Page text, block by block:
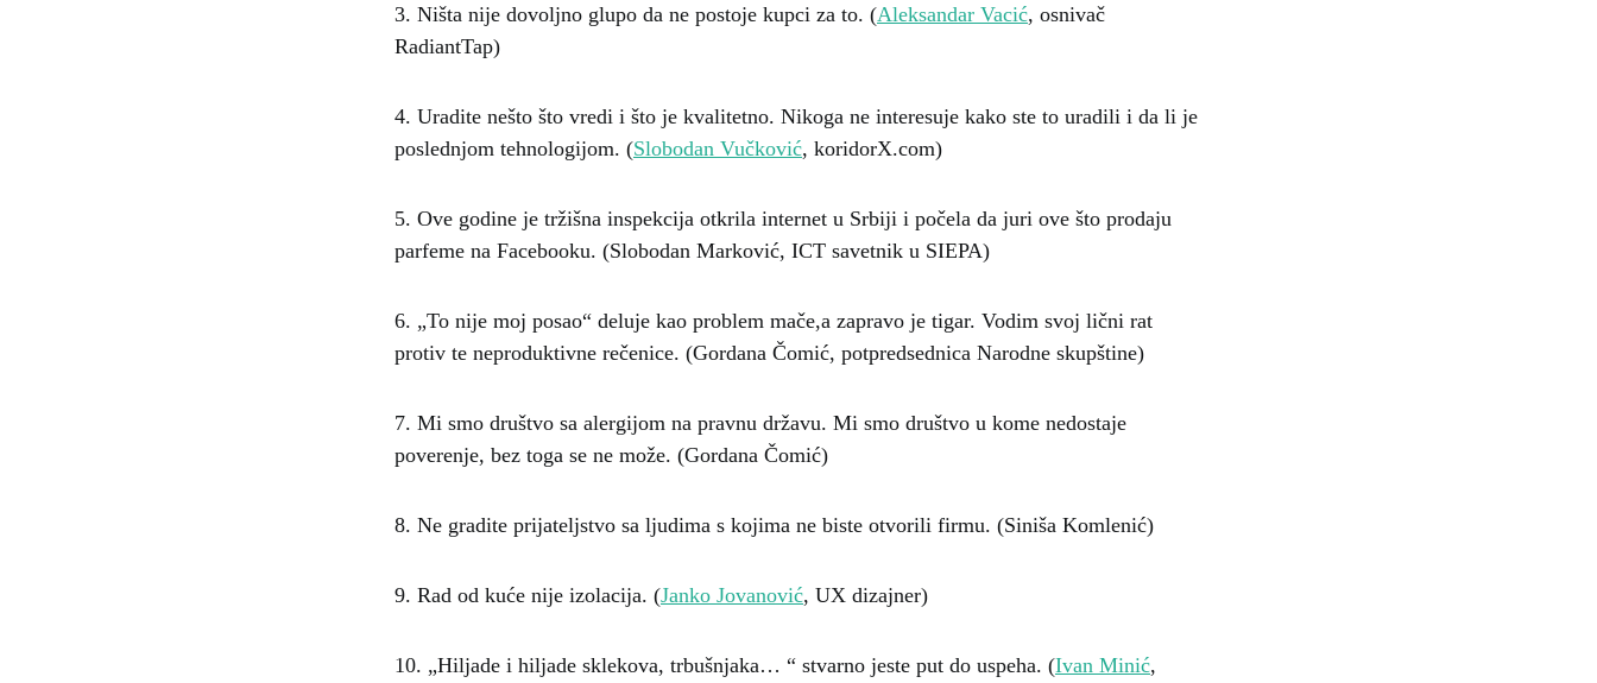
3. Ništa nije dovoljno glupo da ne postoje kupci za to. (Aleksandar Vacić, osnivač
RadiantTap)
4. Uradite nešto što vredi i što je kvalitetno. Nikoga ne interesuje kako ste to uradili i da li je
poslednjom tehnologijom. (Slobodan Vučković, koridorX.com)
5. Ove godine je tržišna inspekcija otkrila internet u Srbiji i počela da juri ove što prodaju
parfeme na Facebooku. (Slobodan Marković, ICT savetnik u SIEPA)
6. „To nije moj posao“ deluje kao problem mače,a zapravo je tigar. Vodim svoj lični rat
protiv te neproduktivne rečenice. (Gordana Čomić, potpredsednica Narodne skupštine)
7. Mi smo društvo sa alergijom na pravnu državu. Mi smo društvo u kome nedostaje
poverenje, bez toga se ne može. (Gordana Čomić)
8. Ne gradite prijateljstvo sa ljudima s kojima ne biste otvorili firmu. (Siniša Komlenić)
9. Rad od kuće nije izolacija. (Janko Jovanović, UX dizajner)
10. „Hiljade i hiljade sklekova, trbušnjaka… “ stvarno jeste put do uspeha. (Ivan Minić,